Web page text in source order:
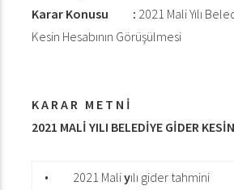
Karar Konusu : 2021 Mali Yılı
Kesin Hesabının Görüşülmesi
K A R A R M E T N İ
2021 MALİ YILI BELEDİYE GİDER
• 2021 Maliyılı gider tahmini